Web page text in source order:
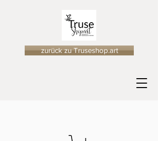
zurück zu Truseshop.art